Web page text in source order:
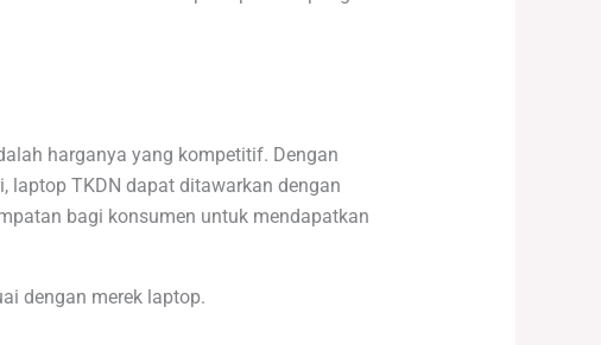
harganya yang kompetitif. Dengan
laptop TKDN dapat ditawarkan dengan
bagi konsumen untuk mendapatkan
dengan merek laptop.